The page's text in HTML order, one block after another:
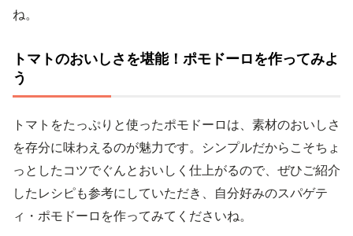
ね。
トマトのおいしさを堪能！ポモドーロを作ってみよ
う
トマトをたっぷりと使ったポモドーロは、素材のおいしさ
を存分に味わえるのが魅力です。シンプルだからこそちょ
っとしたコツでぐんとおいしく仕上がるので、ぜひご紹介
したレシピも参考にしていただき、自分好みのスパゲテ
ィ・ポモドーロを作ってみてくださいね。